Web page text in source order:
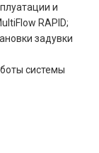
и
RAPID;
задувки
системы